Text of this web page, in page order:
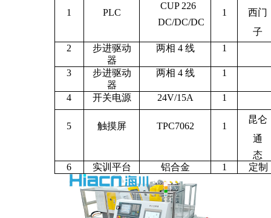
1 PLC
CUP 226
DC/DC/DC
1
西门
子
2
步进驱动
器
两相 4 线 1
3
步进驱动
器
两相 4 线 1
4 开关电源 24V/15A 1
5 触摸屏 TPC7062 1
昆仑
通
态
6
实训平台 铝合金 1 定制